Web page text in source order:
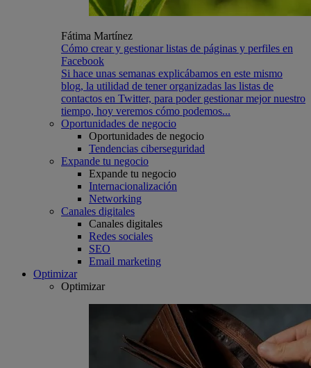
Fátima Martínez
Cómo crear y gestionar listas de páginas y perfiles en
Facebook
Si hace unas semanas explicábamos en este mismo
blog, la utilidad de tener organizadas las listas de
contactos en Twitter, para poder gestionar mejor nuestro
tiempo, hoy veremos cómo podemos...
Oportunidades de negocio
Oportunidades de negocio
Tendencias ciberseguridad
Expande tu negocio
Expande tu negocio
Internacionalización
Networking
Canales digitales
Canales digitales
Redes sociales
SEO
Email marketing
Optimizar
Optimizar